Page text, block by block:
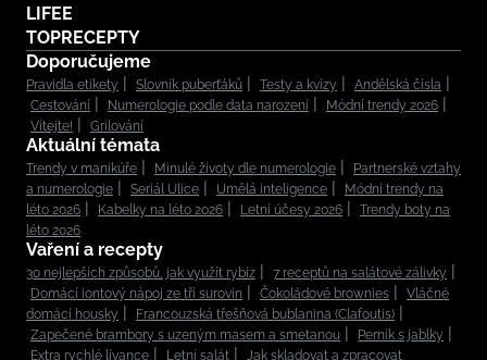
LIFEE
TOPRECEPTY
Doporučujeme
Pravidla etikety Slovník puberťáků Testy a kvízy
Andělská čísla
Cestování
Numerologie podle data narození
Módní trendy 2026
Vítejte!
Grilování
Aktuální témata
Trendy v manikúře Minulé životy dle numerologie
Partnerské vztahy
a numerologie
Seriál Ulice Umělá inteligence
Módní trendy na
léto 2026
Kabelky na léto 2026 Letní účesy 2026
Trendy boty na
léto 2026
Vaření a recepty
30 nejlepších způsobů, jak využít rybíz
7 receptů na salátové zálivky
Domácí iontový nápoj ze tří surovin
Čokoládové brownies
Vláčné
domácí housky
Francouzská třešňová bublanina (Clafoutis)
Zapečené brambory s uzeným masem a smetanou
Perník s jablky
Extra rychlé lívance
Letní salát
Jak skladovat a zpracovat